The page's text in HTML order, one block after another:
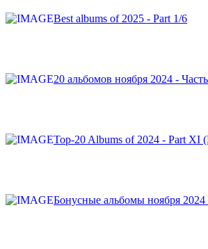
Best albums of 2025 - Part 1/6
20 альбомов ноября 2024 -
Top-20 Albums of 2024 - Part XI
Бонусные альбомы ноября